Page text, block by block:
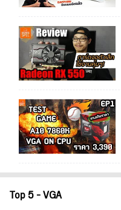
Top 5 - VGA